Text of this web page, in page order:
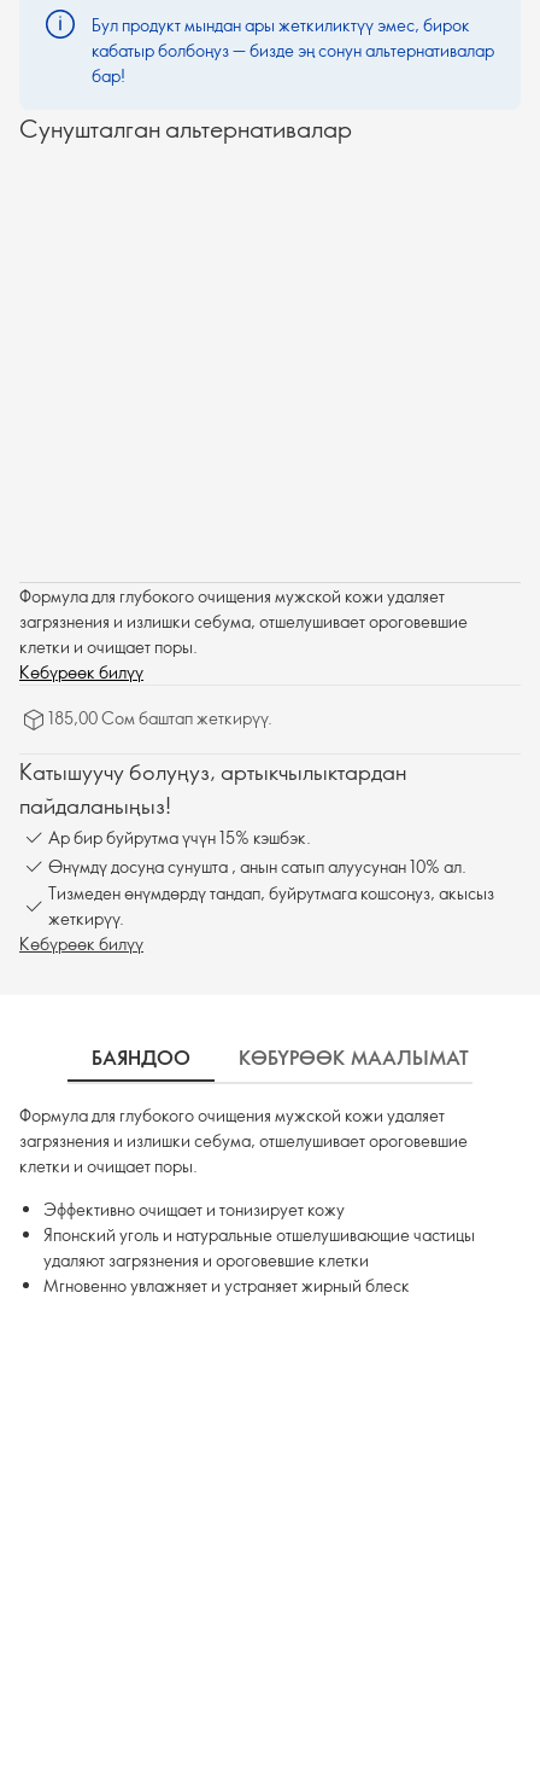
Бул продукт мындан ары жеткиликтүү эмес, бирок
кабатыр болбоңуз — бизде эң сонун альтернативалар
бар!
Сунушталган альтернативалар
Формула для глубокого очищения мужской кожи удаляет
загрязнения и излишки себума, отшелушивает ороговевшие
клетки и очищает поры.
Көбүрөөк билүү
185,00 Сом баштап жеткирүү.
Катышуучу болуңуз, артыкчылыктардан
пайдаланыңыз!
Ар бир буйрутма үчүн 15% кэшбэк.
Өнүмдү досуңа сунушта , анын сатып алуусунан 10% ал.
Тизмеден өнүмдөрдү тандап, буйрутмага кошсоңуз, акысыз
жеткирүү.
Көбүрөөк билүү
БАЯНДОО КӨБҮРӨӨК МААЛЫМАТ
Формула для глубокого очищения мужской кожи удаляет
загрязнения и излишки себума, отшелушивает ороговевшие
клетки и очищает поры.
Эффективно очищает и тонизирует кожу
Японский уголь и натуральные отшелушивающие частицы
удаляют загрязнения и ороговевшие клетки
Мгновенно увлажняет и устраняет жирный блеск